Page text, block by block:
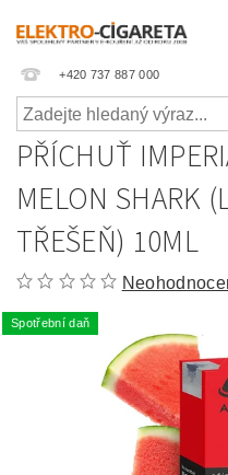
+420 737 887 000
PŘÍCHUŤ
MELON SHARK
TŘEŠEŇ) 10ML
Spotřební daň